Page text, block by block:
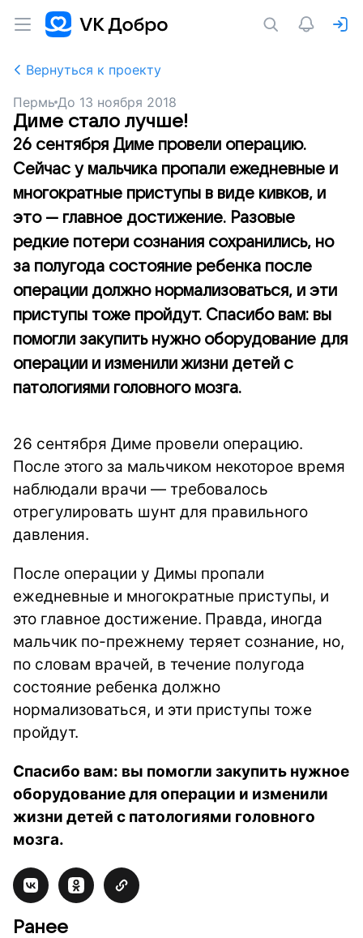
Вернуться к проекту
Пермь До 13 ноября 2018
Диме стало лучше!
26 сентября Диме провели операцию.
Сейчас у мальчика пропали ежедневные и
многократные приступы в виде кивков, и
это — главное достижение. Разовые
редкие потери сознания сохранились, но
за полугода состояние ребенка после
операции должно нормализоваться, и эти
приступы тоже пройдут. Спасибо вам: вы
помогли закупить нужно оборудование для
операции и изменили жизни детей с
патологиями головного мозга.
26 сентября Диме провели операцию.
После этого за мальчиком некоторое время
наблюдали врачи — требовалось
отрегулировать шунт для правильного
давления.
После операции у Димы пропали
ежедневные и многократные приступы, и
это главное достижение. Правда, иногда
мальчик по-прежнему теряет сознание, но,
по словам врачей, в течение полугода
состояние ребенка должно
нормализоваться, и эти приступы тоже
пройдут.
Спасибо вам: вы помогли закупить нужное
оборудование для операции и изменили
жизни детей с патологиями головного
мозга.
Ранее